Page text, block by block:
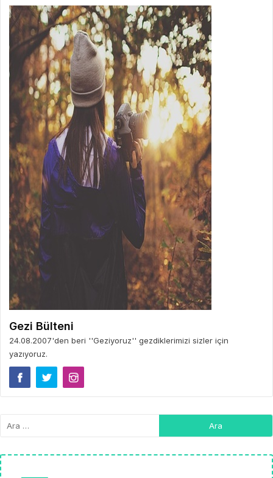
Gezi Bülteni
24.08.2007'den beri ''Geziyoruz'' gezdiklerimizi sizler için
yazıyoruz.